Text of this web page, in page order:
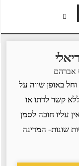
אברהם
באופן שווה על
קשר לדתו או
עליו חובה לסמן
שונות- המדינה